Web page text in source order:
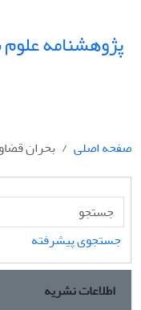
پژوهشنامه
صفحه اصلی بحران
جستجوی پیشرفته
اطلاعات نشریه